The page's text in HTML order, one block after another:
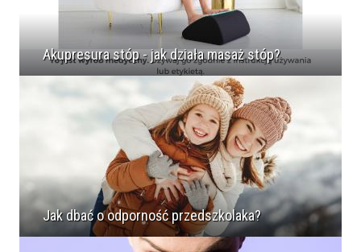
Akupresura stóp - jak działa masaż stóp?
Jak dbać o odporność przedszkolaka?